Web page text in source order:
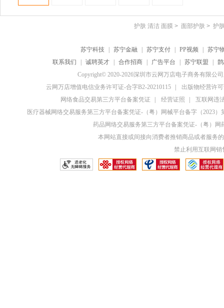
护肤 清洁 面膜 > 面部护肤 > 护
苏宁科技 苏宁金融 苏宁支付 PP视频
苏宁
联系我们
诚聘英才 合作招商 广告平台 苏宁联盟
Copyright© 2020-2026深圳市云网万店电子商务有限公
云网万店增值电信业务许可证-合字B2-20210115
出版物经营许
网络食品交易第三方平台备案凭证
经营证照
互联网违
医疗器械网络交易服务第三方平台备案凭证-（粤）网械平台备字（2023）
药品网络交易服务第三方平台备案凭证-（粤）网
本网站直接或间接向消费者推销商品或者服务
禁止利用互联网销